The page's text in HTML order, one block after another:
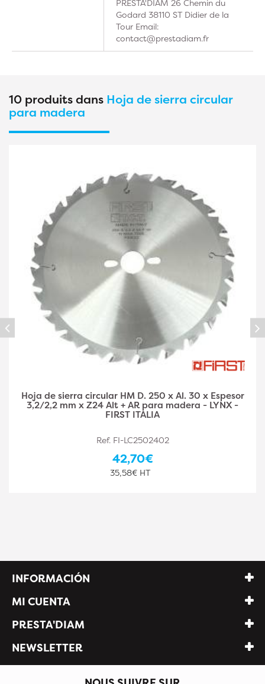
PRESTA'DIAM 26 Chemin du
Godard 38110 ST Didier de la
Tour Email:
contact@prestadiam.fr
10 produits dans Hoja de sierra circular
para madera
Hoja de sierra circular HM D. 300 x Al. 30 x Espesor
3,2/2,2 mm x Z24 Alt + AR para madera - LYNX -
FIRST ITALIA
Ref. FI-LC3002401
44,80€
37,33€ HT
INFORMACIÓN
MI CUENTA
PRESTA'DIAM
NEWSLETTER